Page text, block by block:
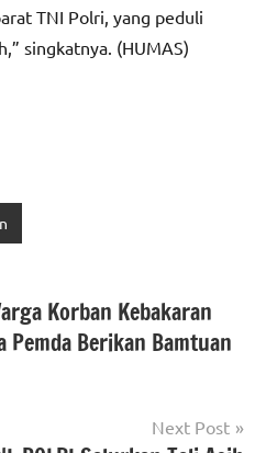
TNI Polri, yang peduli
singkatnya. (HUMAS)
Korban Kebakaran
Berikan Bamtuan
Next Post